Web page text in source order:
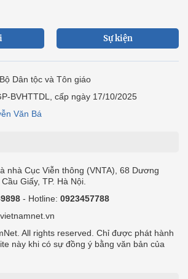
Sự kiện
Dân tộc và Tôn giáo
BVHTTDL, cấp ngày 17/10/2025
Văn Bá
nhà Cục Viễn thông (VNTA), 68 Dương
Giấy, TP. Hà Nội.
- Hotline: 0923457788
All rights reserved. Chỉ được phát hành
này khi có sự đồng ý bằng văn bản của